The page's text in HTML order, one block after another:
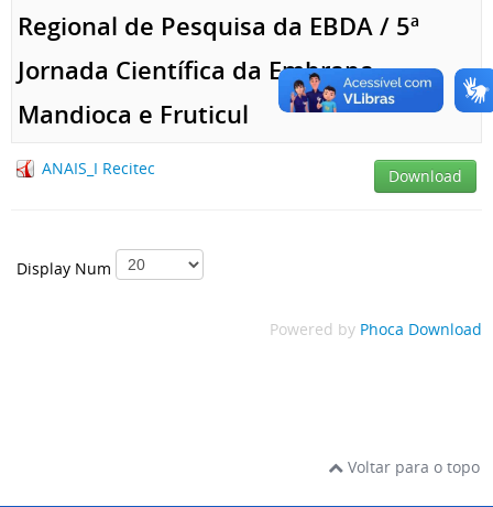
Regional de Pesquisa da EBDA / 5ª
Jornada Científica da Embrapa
Mandioca e Fruticul
ANAIS_I Recitec Download
Display Num
Powered by Phoca Download
Voltar para o topo